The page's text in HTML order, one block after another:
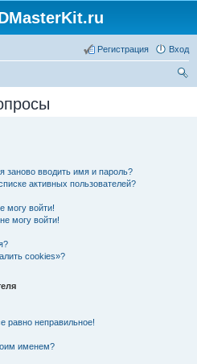
Вход
Регистрация
заново вводить имя и пароль?
активных пользователей?
могу войти!
могу войти!
cookies»?
равно неправильное!
именем?